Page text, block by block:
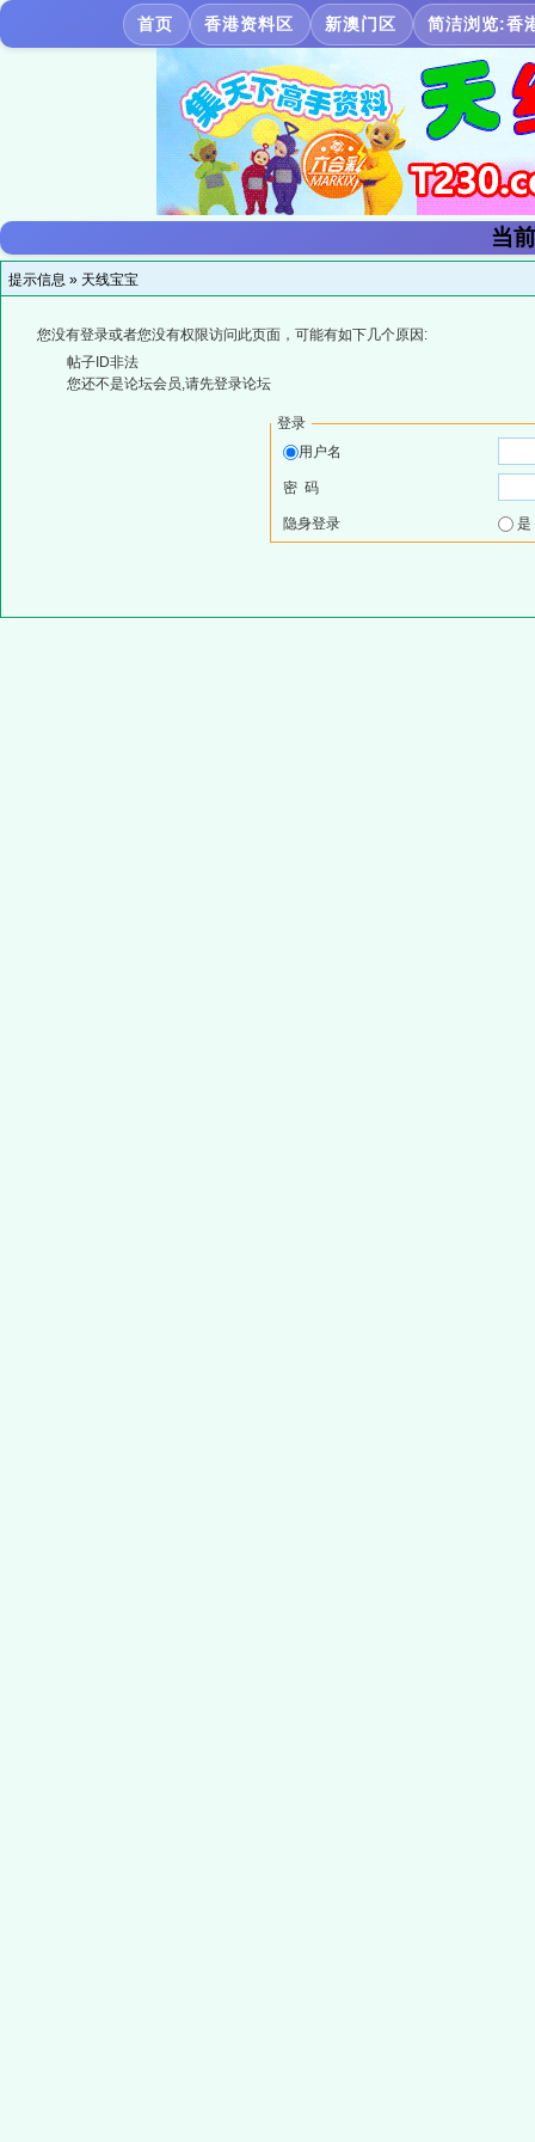
首页 香港资料区 新澳门区 简洁浏览:香
当
提示信息 » 天线宝宝
您没有登录或者您没有权限访问此页面，可能有如下几个原因:
帖子ID非法
您还不是论坛会员,请先登录论坛
登录
用户名
密 码
隐身登录